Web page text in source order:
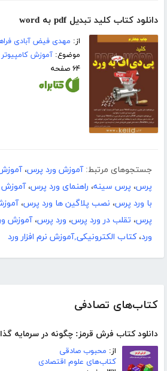
کتاب‌های تصادفی
دانلود کتاب فرش قرمز: چگونه در سرمایه
از: محبوب صادقی
کتاب‌های علوم اقتصادی
دانلود کتاب کلید تبدیل pdf به word
از: مهدی فیض آبادی
موضوع:آموزش کامپیوتر
۶۴ صفحه
جستجوهای مرتبط: آموزش ورد پرس،
پرس، پرس سینه، راهنمای ورد پرس،آموزش
با ورد پرس، نصب پلاگین ها ورد پرس،
پرس، تقلب در ورد پرس، ورد پرس،آموزش
ورد،کتاب الکترونیکی,آموزش نرم افزار ورد